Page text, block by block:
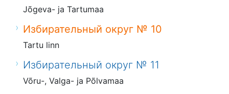
Jõgeva- ja Tartumaa
Избирательный округ № 10
Tartu linn
Избирательный округ № 11
Võru-, Valga- ja Põlvamaa